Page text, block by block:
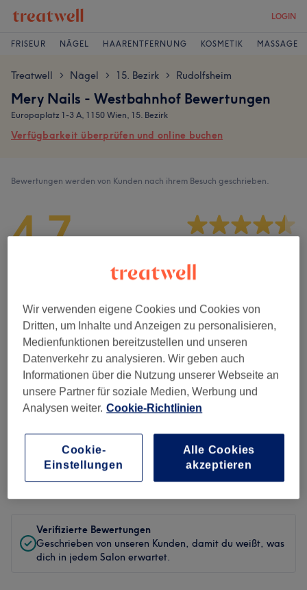
LOGIN
FRISEUR NÄGEL HAARENTFERNUNG KOSMETIK MASSAGE
Treatwell > Nägel > 15. Bezirk > Rudolfsheim
Mery Nails - Westbahnhof Bewertungen
Europaplatz 1-3 A, 1150 Wien, 15. Bezirk
Verfügbarkeit überprüfen und online buchen
Bewertungen werden von Kunden nach ihrem Besuch geschrieben.
4,7
Sauberkeit
Service
Bewertungen filtern
Behandlung Alle Bewertungen
Bewertung Nach Sternen filtern
Verifizierte Bewertungen
Geschrieben von unseren Kunden, damit du weißt, was
dich in jedem Salon erwartet.
Wir verwenden eigene Cookies und Cookies von
Dritten, um Inhalte und Anzeigen zu personalisieren,
Medienfunktionen bereitzustellen und unseren
Datenverkehr zu analysieren. Wir geben auch
Informationen über die Nutzung unserer Webseite an
unsere Partner für soziale Medien, Werbung und
Analysen weiter. Cookie-Richtlinien
Alle Cookies
akzeptieren
Cookie-
Einstellungen